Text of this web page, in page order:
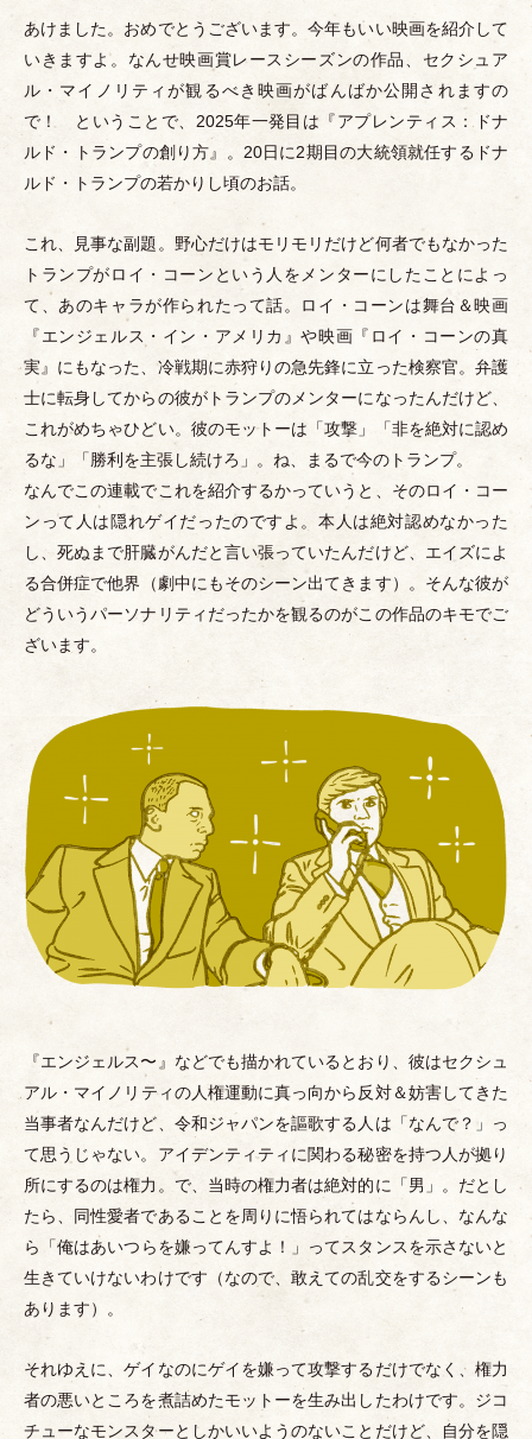
あけました。おめでとうございます。今年もいい映画を紹介して
いきますよ。なんせ映画賞レースシーズンの作品、セクシュア
ル ・ マイノリティが観るべき映画がばんばか公開されますの
で！ ということで、2025年一発目は『アプレンティス：ドナ
ルド ・
トランプの創り方』。20日に2期目の大統領就任するドナ
ルド ・ トランプの若かりし頃のお話。
これ、見事な副題。野心だけはモリモリだけど何者でもなかった
トランプがロイ ・ コーンという人をメンターにしたことによっ
て、あのキャラが作られたって話。ロイ ・ コーンは舞台＆映画
『エンジェルス ・ イン ・ アメリカ』や映画『ロイ ・ コーンの真
実』にもなった、冷戦期に赤狩りの急先鋒に立った検察官。弁護
士に転身してからの彼がトランプのメンターになったんだけど、
これがめちゃひどい。彼のモットーは 「攻撃 」 「非を絶対に認め
るな 」 「勝利を主張し続けろ 」
。ね、まるで今のトランプ。
なんでこの連載でこれを紹介するかっていうと、そのロイ ・ コー
ンって人は隠れゲイだったのですよ。本人は絶対認めなかった
し、死ぬまで肝臓がんだと言い張っていたんだけど、エイズによ
る合併症で他界 （劇中にもそのシーン出てきます）
。そんな彼が
どういうパーソナリティだったかを観るのがこの作品のキモでご
ざいます。
『エンジェルス〜』などでも描かれているとおり、彼はセクシュ
アル ・ マイノリティの人権運動に真っ向から反対＆妨害してきた
当事者なんだけど、令和ジャパンを謳歌する人は 「なんで？ 」
っ
て思うじゃない。アイデンティティに関わる秘密を持つ人が拠り
所にするのは権力。で、当時の権力者は絶対的に 「男 」
。だとし
たら、同性愛者であることを周りに悟られてはならんし、なんな
ら
「俺はあいつらを嫌ってんすよ！ 」
ってスタンスを示さないと
生きていけないわけです （なので、敢えての乱交をするシーンも
あります） 。
それゆえに、ゲイなのにゲイを嫌って攻撃するだけでなく、権力
者の悪いところを煮詰めたモットーを生み出したわけです。ジコ
チューなモンスターとしかいいようのないことだけど、自分を隠